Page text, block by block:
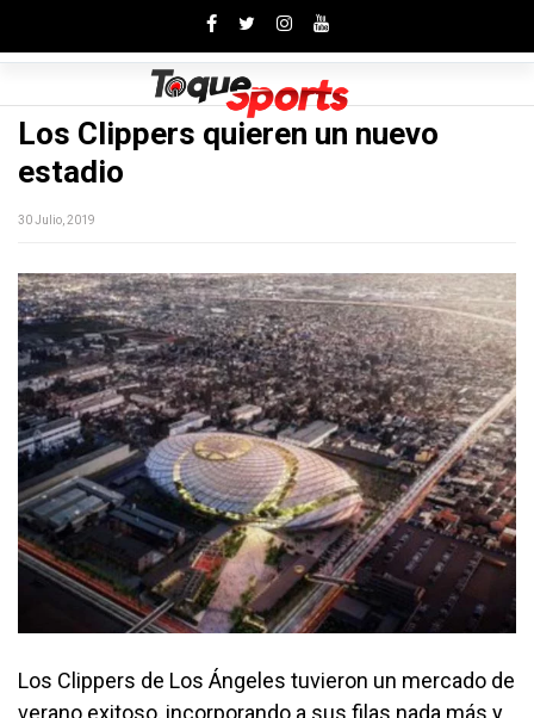
Los Clippers quieren un nuevo
estadio
30 Julio, 2019
Los Clippers de Los Ángeles tuvieron un mercado de
verano exitoso, incorporando a sus filas nada más y